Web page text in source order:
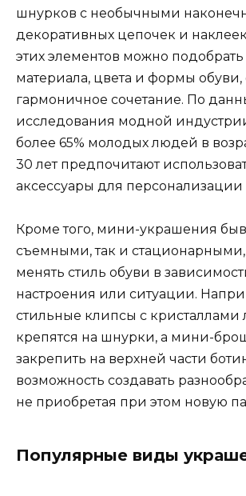
шнурков с необычными
декоративных цепочек и
этих элементов можно подобрать
материала, цвета и формы обуви,
гармоничное сочетание. По
исследования модной
более 65% молодых людей в
30 лет предпочитают
аксессуары для персонализации
Кроме того, мини-украшения
съемными, так и стационарными,
менять стиль обуви в
настроения или ситуации.
стильные клипсы с кристаллами
крепятся на шнурки, а мини-
закрепить на верхней части
возможность создавать
не приобретая при этом новую
Популярные виды